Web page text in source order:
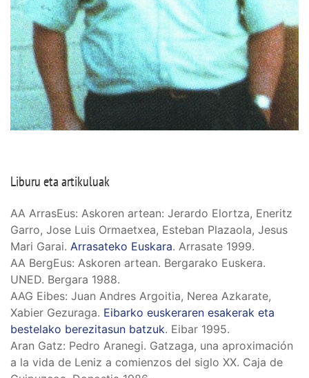
Liburu eta artikuluak
AA ArrasEus: Askoren artean: Jerardo Elortza, Eneritz
Garro, Jose Luis Ormaetxea, Esteban Plazaola, Jesus
Mari Garai. Arrasateko Euskara. Arrasate 1999.
AA BergEus: Askoren artean. Bergarako Euskera.
UNED. Bergara 1988.
AAG Eibes: Juan Andres Argoitia, Nerea Azkarate,
Xabier Gezuraga. Eibarko euskeraren esakerak eta
bestelako berezitasun batzuk. Eibar 1995.
Aran Gatz: Pedro Aranegi. Gatzaga, una aproximación
a la vida de Leniz a comienzos del siglo XX. Caja de